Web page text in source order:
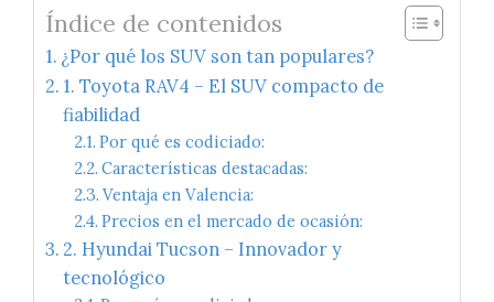
Índice de contenidos
¿Por qué los SUV son tan populares?
1. Toyota RAV4 – El SUV compacto de
fiabilidad
Por qué es codiciado:
Características destacadas:
Ventaja en Valencia:
Precios en el mercado de ocasión:
2. Hyundai Tucson – Innovador y
tecnológico